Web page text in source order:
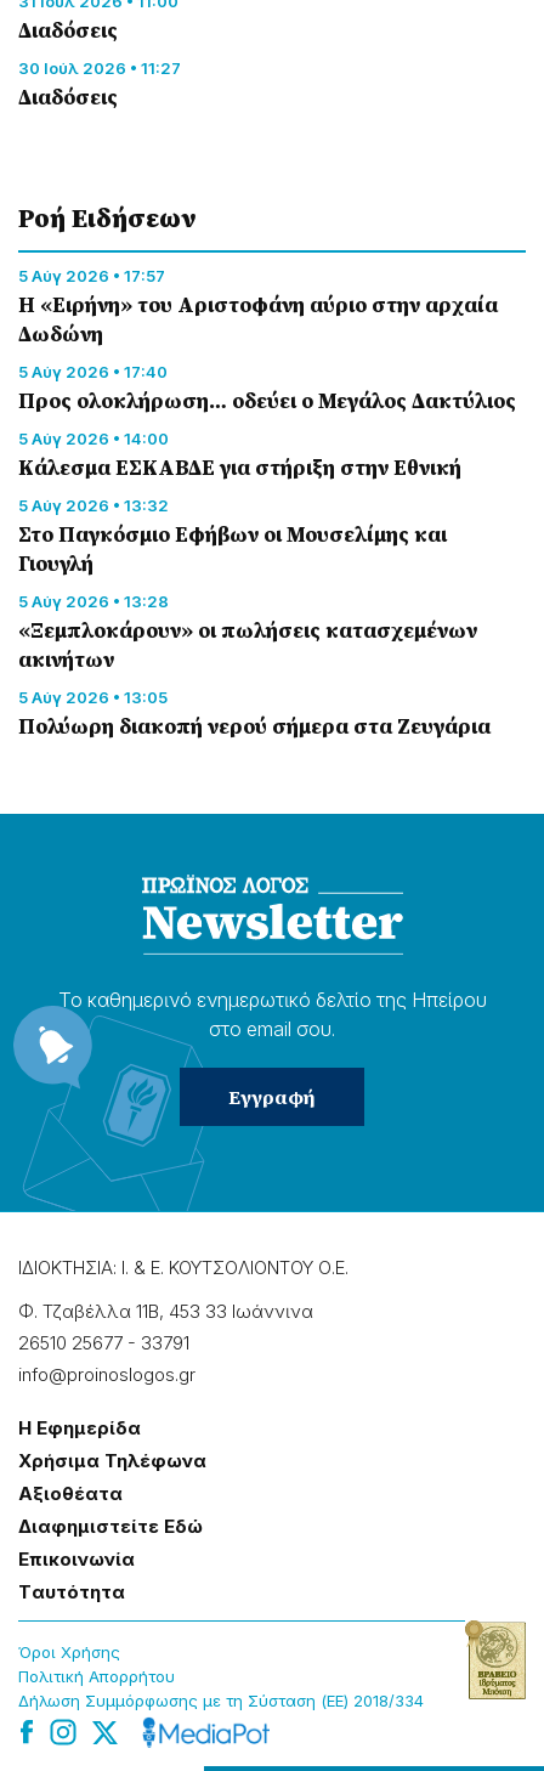
Διαδόσεις
30 Ιούλ 2026 • 11:27
Διαδόσεις
Ροή Eιδήσεων
5 Αύγ 2026 • 17:57
Η «Ειρήνη» του Αριστοφάνη αύριο στην αρχαία
Δωδώνη
5 Αύγ 2026 • 17:40
Προς ολοκλήρωση… οδεύει ο Μεγάλος Δακτύλιος
5 Αύγ 2026 • 14:00
Κάλεσμα ΕΣΚΑΒΔΕ για στήριξη στην Εθνική
5 Αύγ 2026 • 13:32
Στο Παγκόσμιο Εφήβων οι Μουσελίμης και
Γιουγλή
5 Αύγ 2026 • 13:28
«Ξεμπλοκάρουν» οι πωλήσεις κατασχεμένων
ακινήτων
5 Αύγ 2026 • 13:05
Πολύωρη διακοπή νερού σήμερα στα Ζευγάρια
Το καθημερɩνό ενημερωτɩκό δελτίο της Ηπείρου
στο email σου.
ΙΔΙΟΚΤΗΣΙΑ: Ι. & Ε. ΚΟΥΤΣΟΛΙΟΝΤΟΥ Ο.Ε.
Φ. Τζαβέλλα 11Β, 453 33 Ιωάννɩνα
26510 25677 - 33791
info@proinoslogos.gr
Η Εφημερίδα
Χρήσɩμα Τηλέφωνα
Αξɩοθέατα
Δɩαφημɩστείτε Εδώ
Επɩκοɩνωνία
Tαυτότητα
Όροɩ Χρήσης
Πολɩτɩκή Απορρήτου
Δήλωση Συμμόρφωσης με τη Σύσταση (ΕΕ) 2018/334